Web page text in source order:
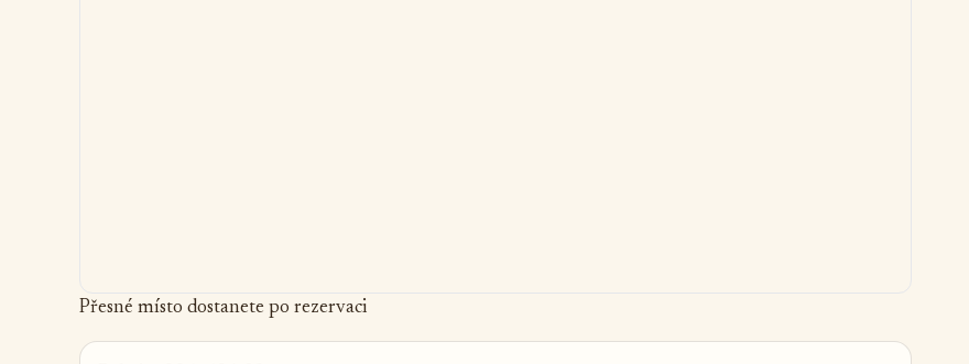
Přesné místo dostanete po rezervaci